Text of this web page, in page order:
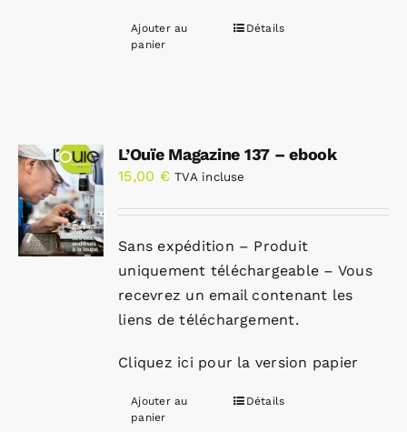
Ajouter au
panier
Détails
L’Ouïe Magazine 137 – ebook
15,00 € TVA incluse
Sans expédition – Produit
uniquement téléchargeable – Vous
recevrez un email contenant les
liens de téléchargement.
Cliquez ici pour la version papier
Ajouter au
panier
Détails